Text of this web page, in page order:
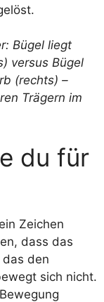
du für
Zeichen
dass das
den
sich nicht.